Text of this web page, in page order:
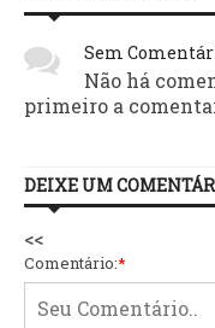
Sem
Não há
primeiro a
DEIXE UM
<<
Comentário:*